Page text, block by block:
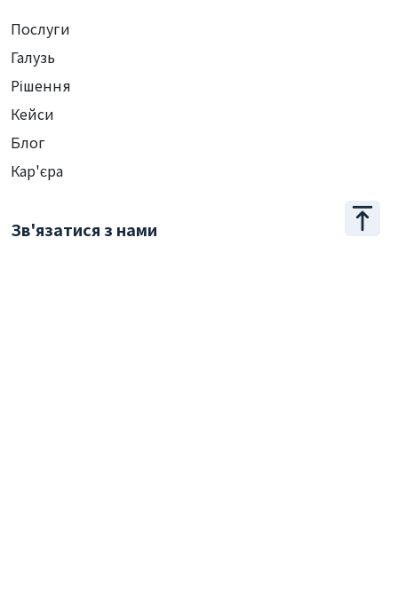
Послуги
Галузь
Рішення
Кейси
Блог
Кар'єра
Зв'язатися з нами